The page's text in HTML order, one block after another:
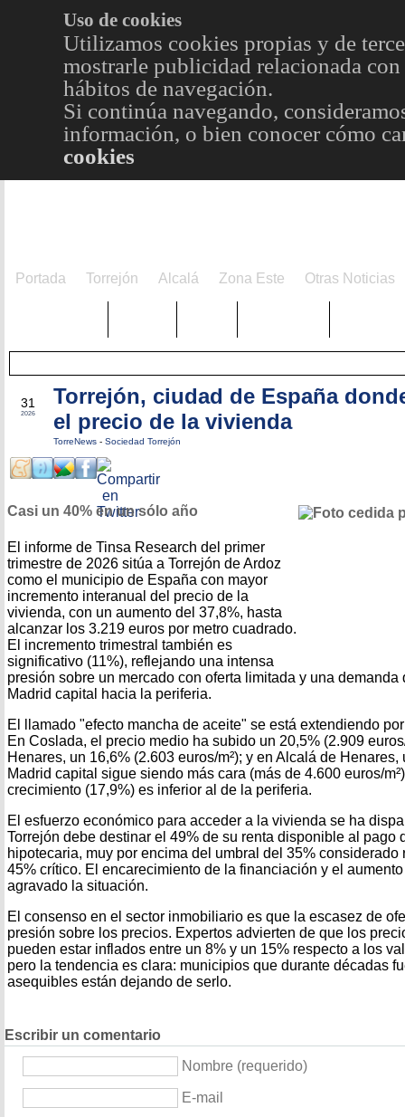
Uso de cookies
Utilizamos cookies propias y de
mostrarle publicidad relacionada
hábitos de navegación.
Si continúa navegando,
información, o bien conocer cómo
cookies
Portada Torrejón Alcalá Zona Este Otras Noticias
31
2026
Torrejón, ciudad de España
el precio de la vivienda
TorreNews - Sociedad Torrejón
Casi un 40% en un sólo año
El informe de Tinsa Research del primer
trimestre de 2026 sitúa a Torrejón de Ardoz
como el municipio de España con mayor
incremento interanual del precio de la
vivienda, con un aumento del 37,8%, hasta
alcanzar los 3.219 euros por metro cuadrado.
El incremento trimestral también es
significativo (11%), reflejando una intensa
presión sobre un mercado con oferta limitada y una
Madrid capital hacia la periferia.
El llamado "efecto mancha de aceite" se está extendiendo
En Coslada, el precio medio ha subido un 20,5% (2.909
Henares, un 16,6% (2.603 euros/m²); y en Alcalá de Henares,
Madrid capital sigue siendo más cara (más de 4.600 euros/
crecimiento (17,9%) es inferior al de la periferia.
El esfuerzo económico para acceder a la vivienda se ha
Torrejón debe destinar el 49% de su renta disponible al pago
hipotecaria, muy por encima del umbral del 35%
45% crítico. El encarecimiento de la financiación y el
agravado la situación.
El consenso en el sector inmobiliario es que la escasez de
presión sobre los precios. Expertos advierten de que los
pueden estar inflados entre un 8% y un 15% respecto a los
pero la tendencia es clara: municipios que durante décadas
asequibles están dejando de serlo.
Escribir un comentario
Nombre (requerido)
E-mail